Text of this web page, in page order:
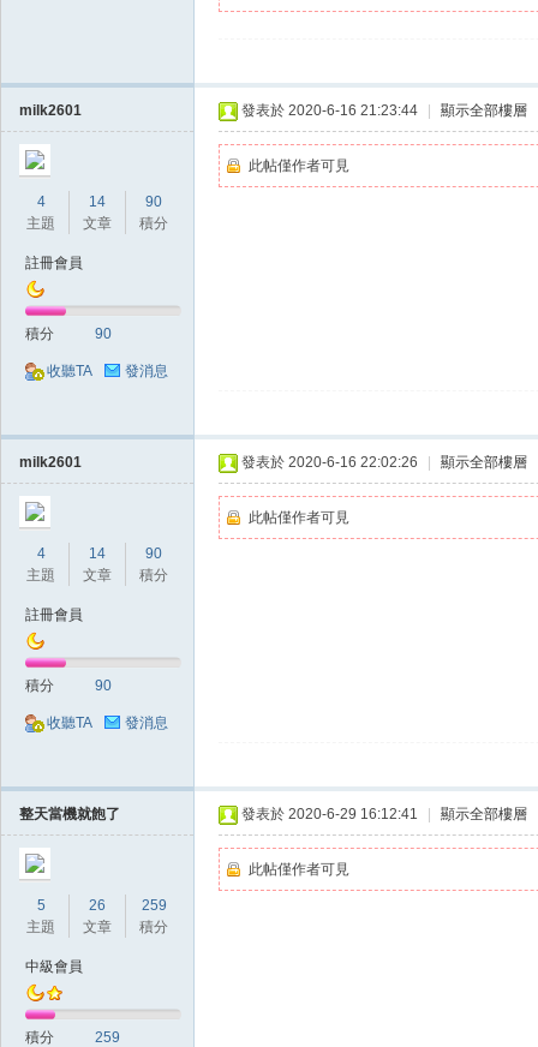
milk2601
4
主題
14
文章
90
積分
註冊會員
積分 90
收聽TA 發消息
發表於 2020-6-16 21:23:44 顯示全部樓層
此帖僅作者可見
milk2601
4
主題
14
文章
90
積分
註冊會員
積分 90
收聽TA 發消息
發表於 2020-6-16 22:02:26 顯示全部樓層
此帖僅作者可見
整天當機就飽了
5
主題
26
文章
259
積分
中級會員
積分 259
發表於 2020-6-29 16:12:41 顯示全部樓層
此帖僅作者可見